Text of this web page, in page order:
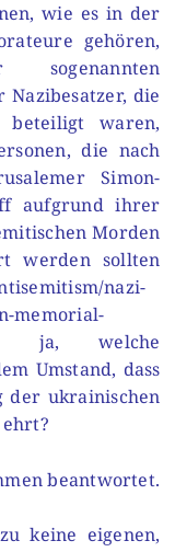
wie es in der
gehören,
Nazibesatzer, die
beteiligt waren,
die nach
Simon-
aufgrund ihrer
Morden
werden sollten
nazi-
memorial-
ja, welche
Umstand, dass
der ukrainischen
beantwortet.
keine eigenen,